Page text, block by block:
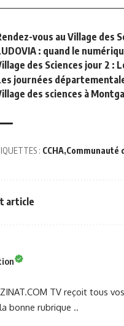
vous au Village des
: quand le
des Sciences jour 2 :
journées
des sciences à
: CCHA Communauté
article
TV reçoit tous
bonne rubrique ..